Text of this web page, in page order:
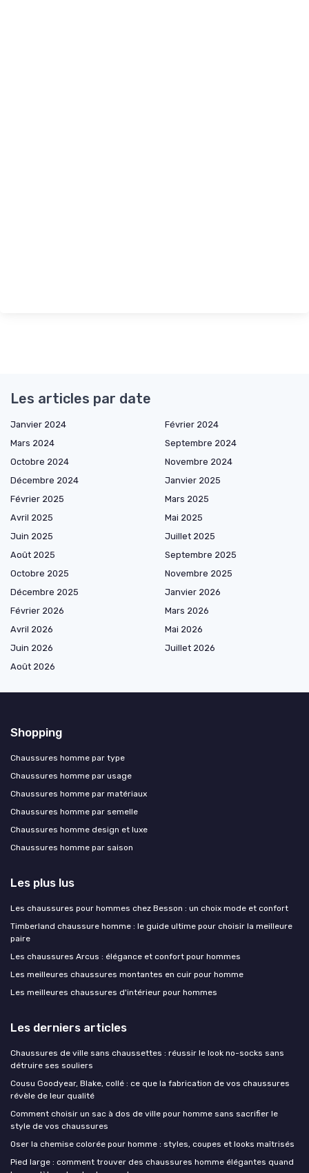
Les articles par date
Janvier 2024
Février 2024
Mars 2024
Septembre 2024
Octobre 2024
Novembre 2024
Décembre 2024
Janvier 2025
Février 2025
Mars 2025
Avril 2025
Mai 2025
Juin 2025
Juillet 2025
Août 2025
Septembre 2025
Octobre 2025
Novembre 2025
Décembre 2025
Janvier 2026
Février 2026
Mars 2026
Avril 2026
Mai 2026
Juin 2026
Juillet 2026
Août 2026
Shopping
Chaussures homme par type
Chaussures homme par usage
Chaussures homme par matériaux
Chaussures homme par semelle
Chaussures homme design et luxe
Chaussures homme par saison
Les plus lus
Les chaussures pour hommes chez Besson : un choix mode et confort
Timberland chaussure homme : le guide ultime pour choisir la meilleure
paire
Les chaussures Arcus : élégance et confort pour hommes
Les meilleures chaussures montantes en cuir pour homme
Les meilleures chaussures d'intérieur pour hommes
Les derniers articles
Chaussures de ville sans chaussettes : réussir le look no-socks sans
détruire ses souliers
Cousu Goodyear, Blake, collé : ce que la fabrication de vos chaussures
révèle de leur qualité
Comment choisir un sac à dos de ville pour homme sans sacrifier le
style de vos chaussures
Oser la chemise colorée pour homme : styles, coupes et looks maîtrisés
Pied large : comment trouver des chaussures homme élégantes quand